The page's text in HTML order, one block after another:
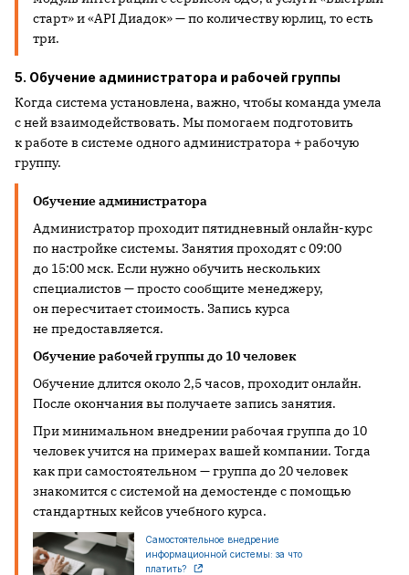
старт» и «API Диадок» — по количеству юрлиц, то есть
три.
5. Обучение администратора и рабочей группы
Когда система установлена, важно, чтобы команда умела
с ней взаимодействовать. Мы помогаем подготовить
к работе в системе одного администратора + рабочую
группу.
Обучение администратора
Администратор проходит пятидневный онлайн-курс
по настройке системы. Занятия проходят с 09:00
до 15:00 мск. Если нужно обучить нескольких
специалистов — просто сообщите менеджеру,
он пересчитает стоимость. Запись курса
не предоставляется.
Обучение рабочей группыдо 10 человек
Обучение длится около 2,5 часов, проходит онлайн.
После окончания вы получаете запись занятия.
При минимальном внедрении рабочая группа до 10
человек учится на примерах вашей компании. Тогда
как при самостоятельном — группа до 20 человек
знакомится с системой на демостенде с помощью
стандартных кейсов учебного курса.
Самостоятельное внедрение
информационной системы: за что
платить?